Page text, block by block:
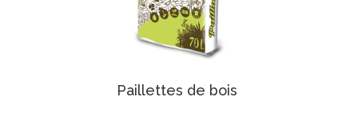
Paillettes de bois